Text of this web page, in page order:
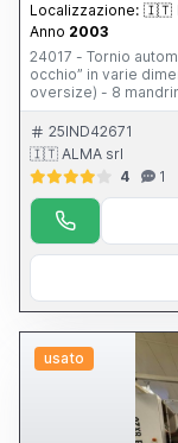
Localizzazione: 🇮🇹
Anno 2003
24017 - Tornio
occhio” in varie
oversize) - 8
e 180° - Layout
croce meccaniche -
frontali rotanti - 2
recesso per gole
maschio/filiera -
serie di pinze
monitoraggio
Convogliatore
FILTRAZIONI e
statici – Armadio
macchina e CE
elettroniche.
25IND42671
🇮🇹 ALMA srl
4
1
usato